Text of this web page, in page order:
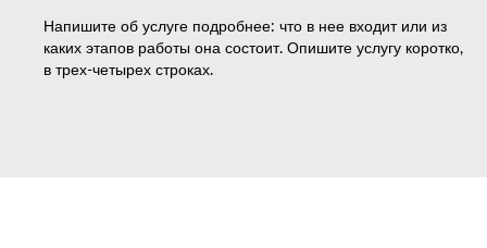
Напишите об услуге подробнее: что в нее входит или из
каких этапов работы она состоит. Опишите услугу коротко,
в трех-четырех строках.